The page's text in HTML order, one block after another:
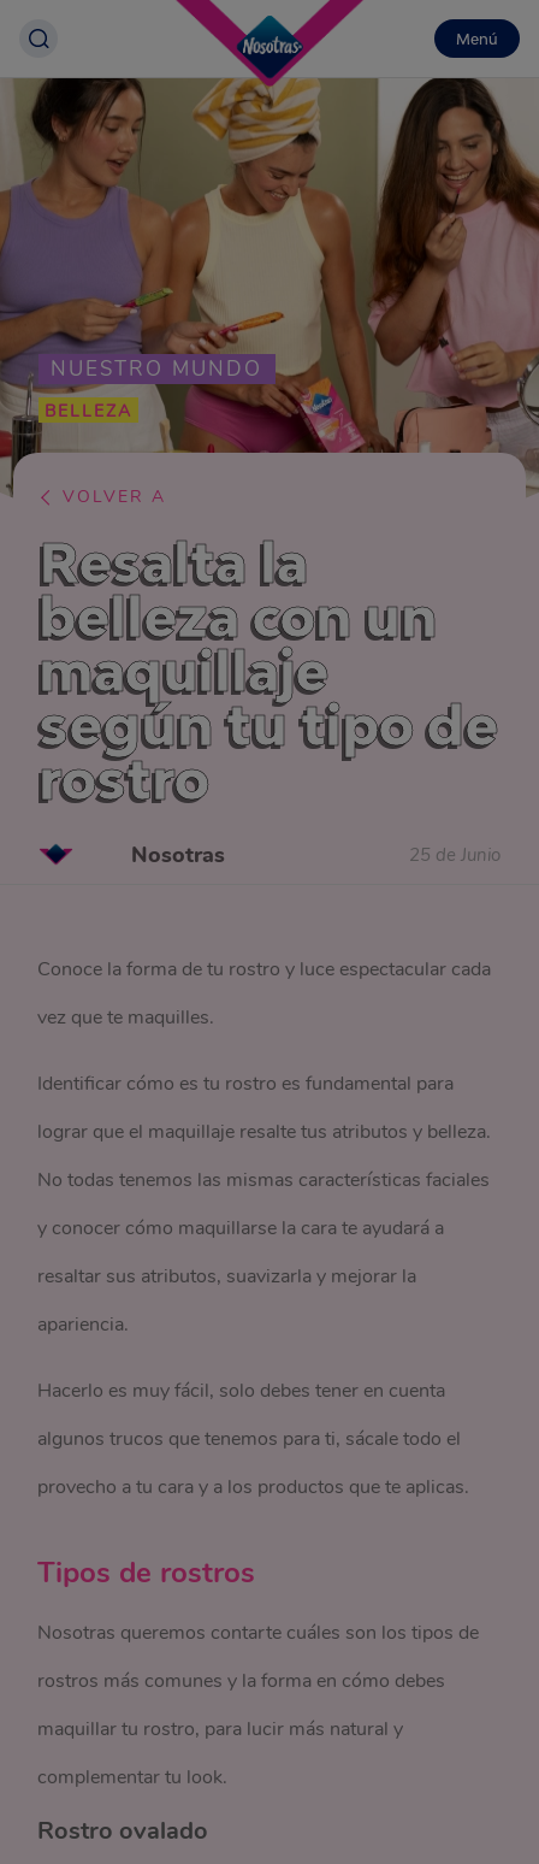
Menú
NUESTRO MUNDO
BELLEZA
VOLVER A
Resalta la
belleza con un
maquillaje
según tu tipo de
rostro
Nosotras 25 de Junio
Conoce la forma de tu rostro y luce espectacular cada
vez que te maquilles.
Identificar cómo es tu rostro es fundamental para
lograr que el maquillaje resalte tus atributos y belleza.
No todas tenemos las mismas características faciales
y conocer cómo maquillarse la cara te ayudará a
resaltar sus atributos, suavizarla y mejorar la
apariencia.
Hacerlo es muy fácil, solo debes tener en cuenta
algunos trucos que tenemos para ti, sácale todo el
provecho a tu cara y a los productos que te aplicas.
Tipos de rostros
Nosotras queremos contarte cuáles son los tipos de
rostros más comunes y la forma en cómo debes
maquillar tu rostro, para lucir más natural y
complementar tu look.
Rostro ovalado